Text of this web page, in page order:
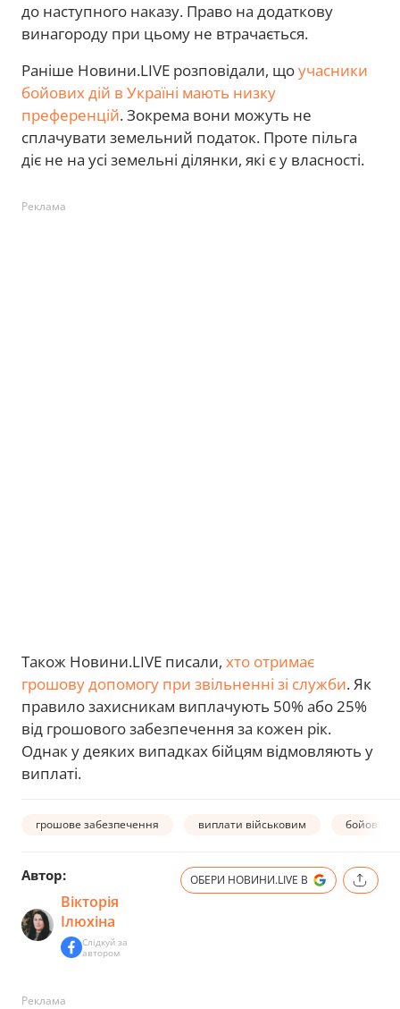
до наступного наказу. Право на додаткову
винагороду при цьому не втрачається.
Раніше Новини.LIVE розповідали, щоучасники
бойових дій в Україні мають низку
преференцій. Зокрема вони можуть не
сплачувати земельний податок. Проте пільга
діє не на усі земельні ділянки, які є у власності.
Реклама
Також Новини.LIVE писали, хто отримає
грошову допомогу при звільненні зі служби. Як
правило захисникам виплачують 50% або 25%
від грошового забезпечення за кожен рік.
Однак у деяких випадках бійцям відмовляють у
виплаті.
грошове забезпечення виплати військовим бойові
Автор:
Вікторія
Ілюхіна
Слідкуй за
автором
ОБЕРИ НОВИНИ.LIVE В
Реклама